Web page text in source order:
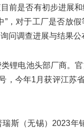
前是否有初步进展
”，对于工厂是否放
问调查进展与结果公
锂电池头部厂商。
，今年1月获评江
斯（无锡）2023